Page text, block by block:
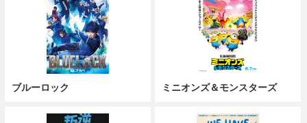
ブルーロック ミニオンズ＆モンスターズ